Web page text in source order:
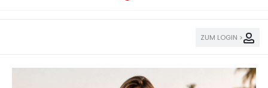
ZUM LOGIN >